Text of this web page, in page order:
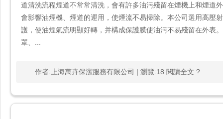
道清洗流程煙道不常常清洗，會有許多油污殘留在煙機上和煙道外表
會影響油煙機、煙道的運用，使煙流不易掃除。本公司選用
護，使油煙氣流明顯好轉，并構成保護膜使油污不易殘留在外
罩、...
作者:上海萬卉保潔服務有限公司 | 瀏覽:18 閱讀全文 ?